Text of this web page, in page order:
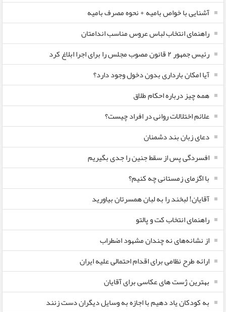
آشنایی با خواص بامیه + نحوه مصرف بامیه
راهنمای انتخاب لباس عروس مناسب اندامتان
رئیس جمهور ۲ قانون مصوب مجلس را برای اجرا ابلاغ کرد
آیا امکان بارداری بدون دخول وجود دارد؟
همه چیز درباره احکام طلاق
علائم اختلالات روانی در افراد چیست؟
دعای زبان بند دشمنان
افسردگی پس از سقط جنین را جدی بگیریم
با اگزمای زمستانی چه کنیم؟
آقایان! لبخند را به لبان همسرتان بیاورید
راهنمای انتخاب کت و پالتو
از نشانه‌های نه چندان مشهود اضطراب
ارائه طرح نظامی برای اقدام احتمالی علیه ایران
بهترین ژست های عکاسی برای آقایان
به کودکان یاد دهیم با اجازه به وسایل دیگران دست زنند